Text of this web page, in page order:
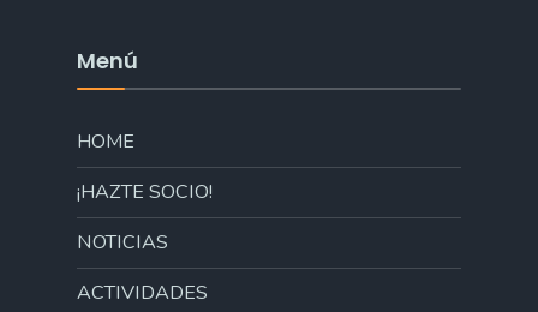
Menú
HOME
¡HAZTE SOCIO!
NOTICIAS
ACTIVIDADES